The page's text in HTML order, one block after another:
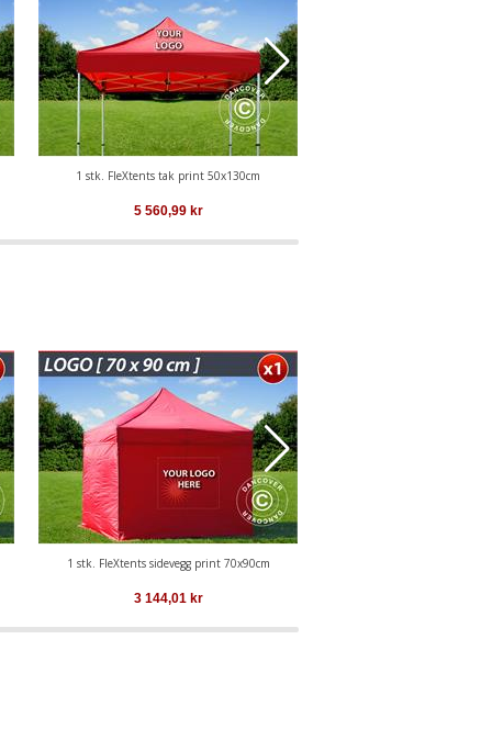
1 stk. FleXtents tak print 50x130cm
5 560,99kr
1 stk. FleXtents sidevegg print 70x90cm
3 144,01 kr